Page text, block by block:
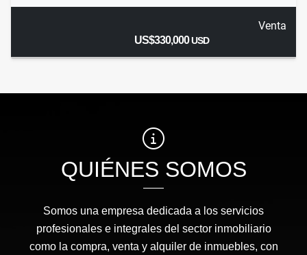
Venta
US$330,000USD
QUIÉNES SOMOS
Somos una empresa dedicada a los servicios
profesionales e integrales del sector inmobiliario
como la compra, venta y alquiler de inmuebles, con